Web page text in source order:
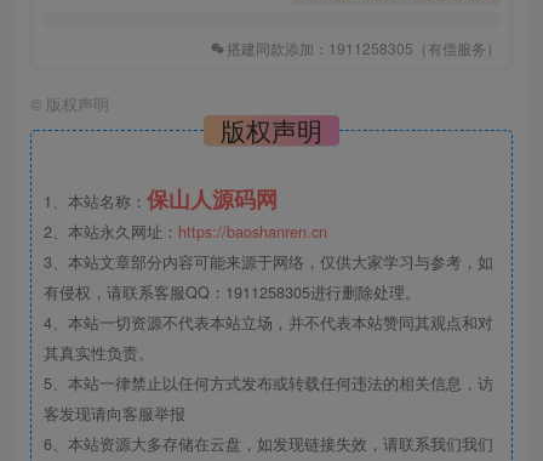
搭建同款添加：1911258305（有偿服务）
© 版权声明
版权声明
1、本站名称： 保山人源码网
2、本站永久网址： https://baoshanren.cn
3、本站文章部分内容可能来源于网络，仅供大家学习与参考，如
有侵权，请联系客服QQ：1911258305进行删除处理。
4、本站一切资源不代表本站立场，并不代表本站赞同其观点和对
其真实性负责。
5、本站一律禁止以任何方式发布或转载任何违法的相关信息，访
客发现请向客服举报
6、本站资源大多存储在云盘，如发现链接失效，请联系我们我们